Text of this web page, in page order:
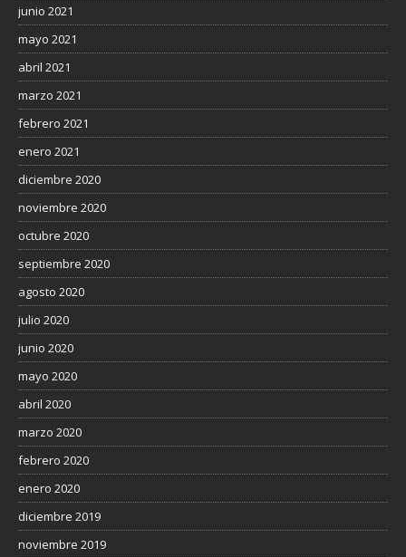
junio 2021
mayo 2021
abril 2021
marzo 2021
febrero 2021
enero 2021
diciembre 2020
noviembre 2020
octubre 2020
septiembre 2020
agosto 2020
julio 2020
junio 2020
mayo 2020
abril 2020
marzo 2020
febrero 2020
enero 2020
diciembre 2019
noviembre 2019